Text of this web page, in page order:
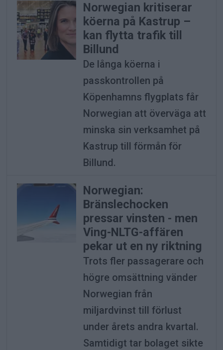
Norwegian kritiserar
köerna på Kastrup –
kan flytta trafik till
Billund
De långa köerna i
passkontrollen på
Köpenhamns flygplats får
Norwegian att överväga att
minska sin verksamhet på
Kastrup till förmån för
Billund.
Norwegian:
Bränslechocken
pressar vinsten - men
Ving-NLTG-affären
pekar ut en ny riktning
Trots fler passagerare och
högre omsättning vänder
Norwegian från
miljardvinst till förlust
under årets andra kvartal.
Samtidigt tar bolaget sikte